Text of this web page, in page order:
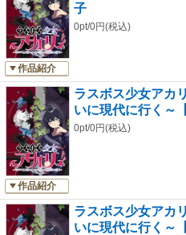
作品紹介
子
0pt/0円(税込)
作品紹介
ラスボス少女アカ
いに現代に行く～
0pt/0円(税込)
ラスボス少女アカ
いに現代に行く～